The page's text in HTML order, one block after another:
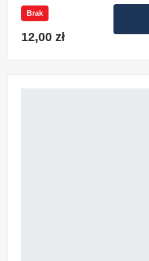
Brak
12,00 zł